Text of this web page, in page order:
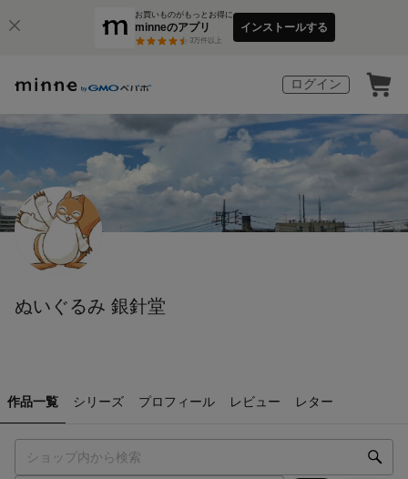
お買いものがもっとお得に
minneのアプリ
3万件以上
インストールする
ログイン
ぬいぐるみ 銀針堂
作品一覧 シリーズ プロフィール レビュー レター